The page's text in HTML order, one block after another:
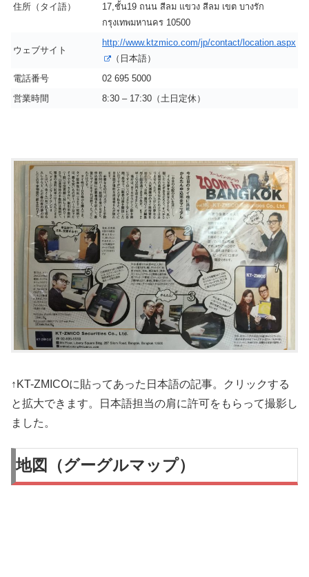
住所（タイ語）
17,ชั้น19 ถนน สีลม แขวง สีลม เขต บางรัก
กรุงเทพมหานคร 10500
ウェブサイト
http://www.ktzmico.com/jp/contact/location.aspx
（日本語）
電話番号
02 695 5000
営業時間
8:30 – 17:30（土日定休）
↑KT-ZMICOに貼ってあった日本語の記事。クリックする
と拡大できます。日本語担当の肩に許可をもらって撮影し
ました。
地図（グーグルマップ）